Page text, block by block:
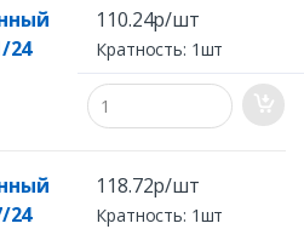
24
110.24р/шт
Кратность: 1шт
24
118.72р/шт
Кратность: 1шт